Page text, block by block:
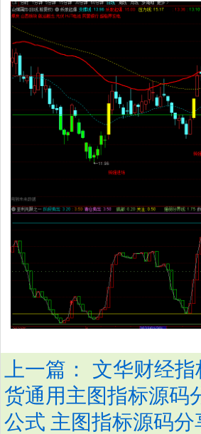
上一篇： 文华财经
货通用主图指标源码
公式 主图指标源码分